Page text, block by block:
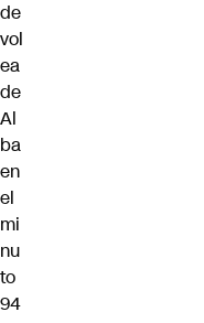
de
vol
ea
de
Al
ba
en
el
mi
nu
to
94